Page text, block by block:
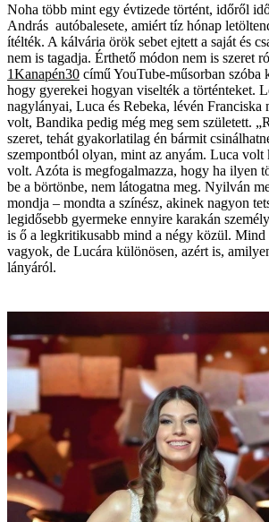
Noha több mint egy évtizede történt, időről
András autóbalesete, amiért tíz hónap
ítélték. A kálvária örök sebet ejtett a saját és
nem is tagadja. Érthető módon nem is szeret
1Kanapén30 című YouTube-műsorban szóba
hogy gyerekei hogyan viselték a történteket.
nagylányai, Luca és Rebeka, lévén Franciska
volt, Bandika pedig még meg sem született.
szeret, tehát gyakorlatilag én bármit
szempontból olyan, mint az anyám. Luca
volt. Azóta is megfogalmazza, hogy ha ilyen
be a börtönbe, nem látogatna meg. Nyilván
mondja – mondta a színész, akinek nagyon
legidősebb gyermeke ennyire karakán
is ő a legkritikusabb mind a négy közül. Mind
vagyok, de Lucára különösen, azért is,
lányáról.